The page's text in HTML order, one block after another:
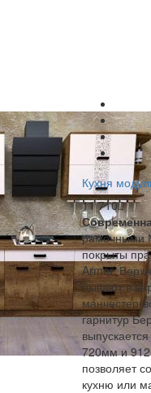
Кухня
11 710
рамочными
покрыты
Armor.
бывают в
гарнитур
720мм и
позволяет
кухню или